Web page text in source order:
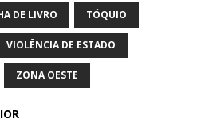
DE LIVRO TÓQUIO
VIOLÊNCIA DE ESTADO
ZONA OESTE